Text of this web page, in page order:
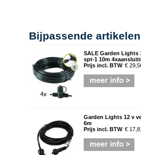
Bijpassende artikelen
SALE Garden Lights
spt-1 10m
Prijs incl. BTW €
Garden Lights 12 v
6m
Prijs incl. BTW €